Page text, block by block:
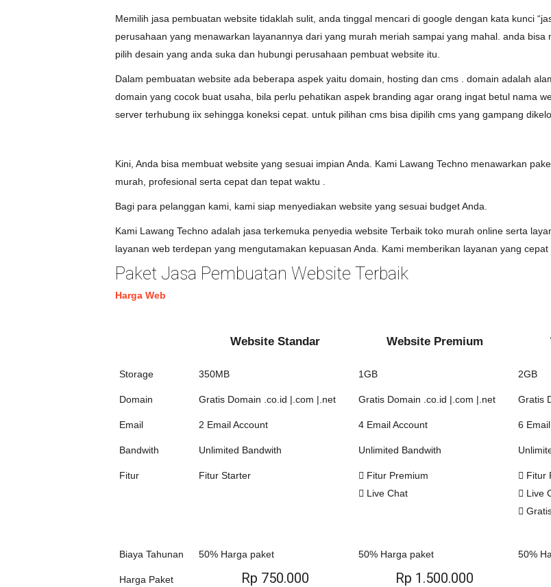
Memilih jasa pembuatan website tidaklah sulit, anda tinggal mencari di google dengan kata kunci
perusahaan yang menawarkan layanannya dari yang murah meriah sampai yang mahal. anda
pilih desain yang anda suka dan hubungi perusahaan pembuat website itu.
Dalam pembuatan website ada beberapa aspek yaitu domain, hosting dan cms . domain adalah
domain yang cocok buat usaha, bila perlu pehatikan aspek branding agar orang ingat betul nama
server terhubung iix sehingga koneksi cepat. untuk pilihan cms bisa dipilih cms yang gampang
Kini, Anda bisa membuat website yang sesuai impian Anda. Kami Lawang Techno menawarkan
murah, profesional serta cepat dan tepat waktu .
Bagi para pelanggan kami, kami siap menyediakan website yang sesuai budget Anda.
Kami Lawang Techno adalah jasa terkemuka penyedia website Terbaik toko murah online serta
layanan web terdepan yang mengutamakan kepuasan Anda. Kami memberikan layanan yang
Paket Jasa Pembuatan Website Terbaik
Harga Web
Website Standar Website Premium
Storage 350MB 1GB 2GB
Domain Gratis Domain .co.id |.com |.net Gratis Domain .co.id |.com |.net Gratis
Email 2 Email Account 4 Email Account 6
Bandwith Unlimited Bandwith Unlimited Bandwith
Fitur Fitur Starter
Fitur Premium
Live Chat
Fitur
Live
Biaya Tahunan 50% Harga paket 50% Harga paket 50%
Harga Paket Rp 750.000 Rp 1.500.000